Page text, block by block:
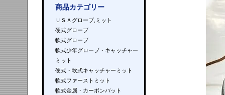
商品カテゴリー
ＵＳＡグローブ,ミット
硬式グローブ
軟式グローブ
軟式少年グローブ・キャッチャー
ミット
硬式・軟式キャッチャーミット
軟式ファーストミット
軟式金属・カーボンバット